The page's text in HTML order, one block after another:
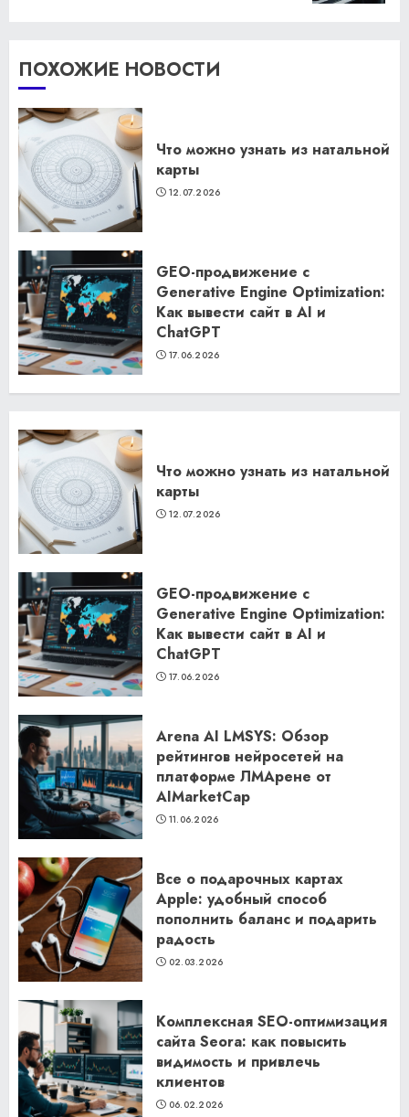
ПОХОЖИЕ НОВОСТИ
Что можно узнать из натальной
карты
12.07.2026
GEO-продвижение с
Generative Engine Optimization:
Как вывести сайт в AI и
ChatGPT
17.06.2026
Что можно узнать из натальной
карты
12.07.2026
GEO-продвижение с
Generative Engine Optimization:
Как вывести сайт в AI и
ChatGPT
17.06.2026
Arena AI LMSYS: Обзор
рейтингов нейросетей на
платформе ЛМАрене от
AIMarketCap
11.06.2026
Все о подарочных картах
Apple: удобный способ
пополнить баланс и подарить
радость
02.03.2026
Комплексная SEO-оптимизация
сайта Seora: как повысить
видимость и привлечь
клиентов
06.02.2026